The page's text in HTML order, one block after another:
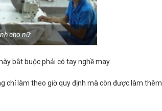
cho nữ
bắt buộc phải có tay nghề may.
chỉ làm theo giờ quy định mà còn được làm thêm